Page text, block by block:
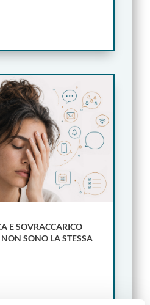
E SOVRACCARICO
SONO LA STESSA